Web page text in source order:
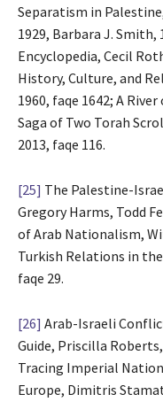
Separatism in
1929, Barbara J. Smith,
Encyclopedia, Cecil
History, Culture, and
1960, faqe 1642; A
Saga of Two Torah
2013, faqe 116.
[25] The Palestine-
Gregory Harms, Todd
of Arab Nationalism,
Turkish Relations in the
faqe 29.
[26] Arab-Israeli
Guide, Priscilla
Tracing Imperial
Europe, Dimitris